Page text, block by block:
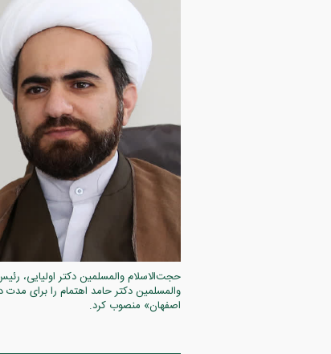
حجت‌الاسلام والمسلمین دکتر اولیایی،
والمسلمین دکتر حامد اهتمام را برای
اصفهان» منصوب کرد.